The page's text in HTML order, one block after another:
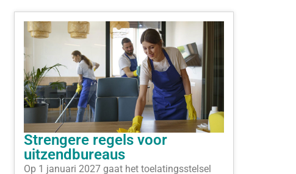
Strengere regels voor
uitzendbureaus
Op 1 januari 2027 gaat het toelatingsstelsel